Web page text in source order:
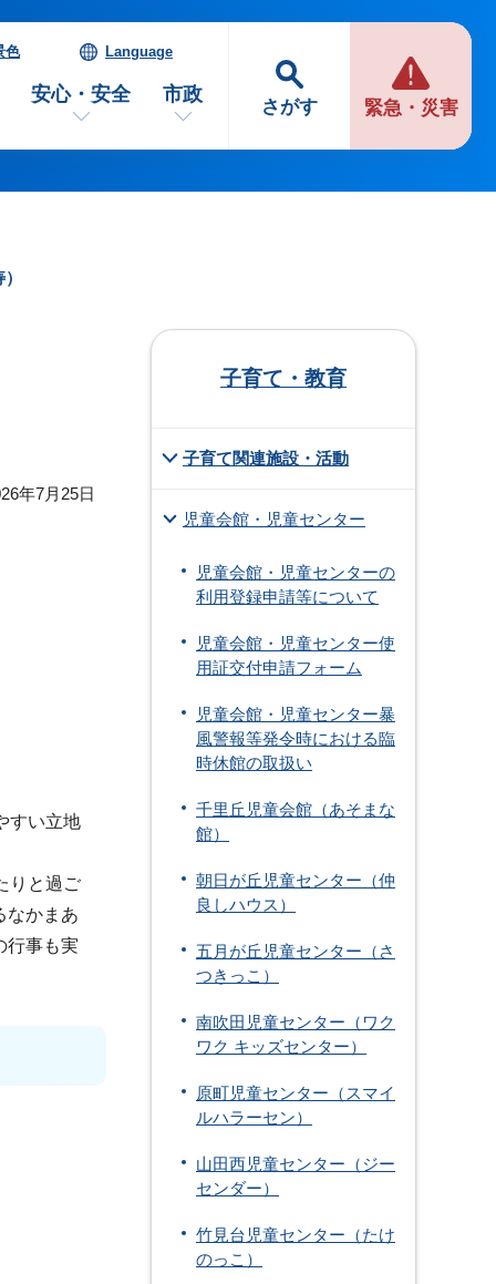
さがす 緊急・災害
色 Language
安心・安全 市政
年7月25日
すい立地
りと過ご
なかまあ
行事も実
子育て・教育
子育て関連施設・活動
児童会館・児童センター
児童会館・児童センターの
利用登録申請等について
児童会館・児童センター使
用証交付申請フォーム
児童会館・児童センター暴
風警報等発令時における臨
時休館の取扱い
千里丘児童会館（あそまな
館）
朝日が丘児童センター（仲
良しハウス）
五月が丘児童センター（さ
つきっこ）
南吹田児童センター（ワク
ワク キッズセンター）
原町児童センター（スマイ
ルハラーセン）
山田西児童センター（ジー
センダー）
竹見台児童センター（たけ
のっこ）